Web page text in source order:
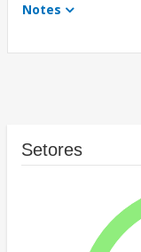
Notes
Setores